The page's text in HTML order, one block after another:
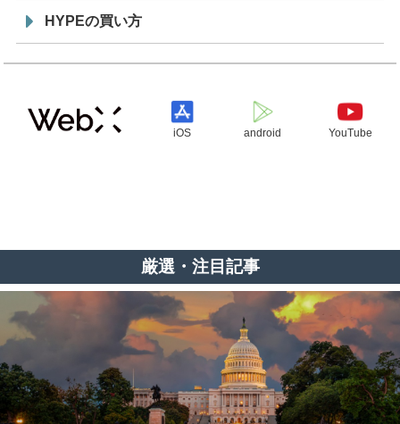
HYPEの買い方
iOS android YouTube
厳選・注目記事